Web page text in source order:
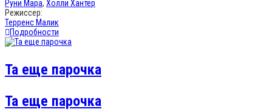
Руни Мара, Холли Хантер
Режиссер:
Терренс Малик
Подробности
Та еще парочка
Та еще парочка